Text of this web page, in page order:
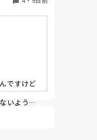
ですけど
いように
！」など